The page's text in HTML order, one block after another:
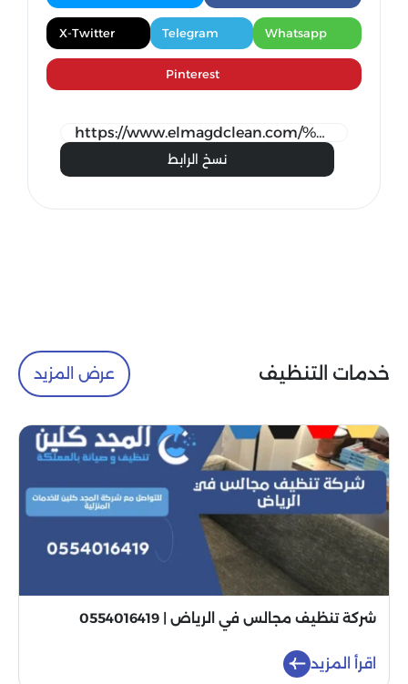
Whatsapp
Telegram
X-Twitter
Pinterest
نسخ الرابط
خدمات التنظيف عرض المزيد
شركة تنظيف مجالس في الرياض | 0554016419
اقرأ المزيد